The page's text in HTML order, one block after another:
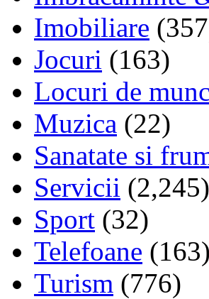
Imobiliare
Jocuri (163)
Locuri de
Muzica (22)
Sanatate si
Servicii (2,245)
Sport (32)
Telefoane (163)
Turism (776)